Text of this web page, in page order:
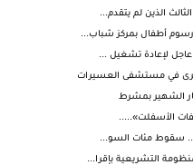
الذين لم يتقدم...
أطفال بمركز شباب...
عاجل لإعادة تشغيل ...
جرى في مستشفى العسيرات
الشهير بمشرط
الأسفلت».....
التشريعية بإقرا...